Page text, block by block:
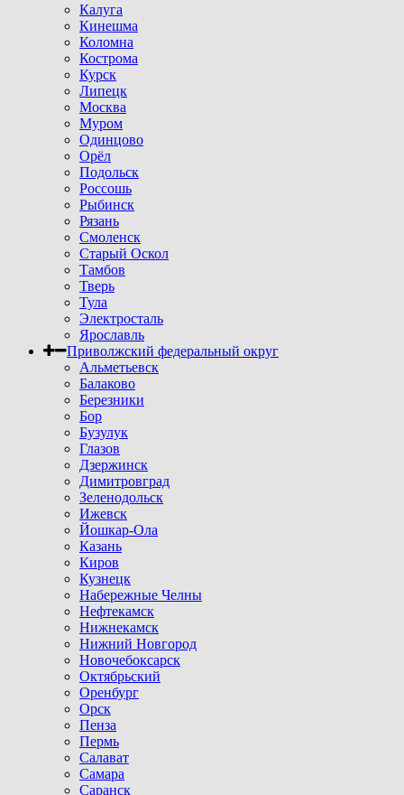
Калуга
Кинешма
Коломна
Кострома
Курск
Липецк
Москва
Муром
Одинцово
Орёл
Подольск
Россошь
Рыбинск
Рязань
Смоленск
Старый Оскол
Тамбов
Тверь
Тула
Электросталь
Ярославль
Приволжский федеральный округ
Альметьевск
Балаково
Березники
Бор
Бузулук
Глазов
Дзержинск
Димитровград
Зеленодольск
Ижевск
Йошкар-Ола
Казань
Киров
Кузнецк
Набережные Челны
Нефтекамск
Нижнекамск
Нижний Новгород
Новочебоксарск
Октябрьский
Оренбург
Орск
Пенза
Пермь
Салават
Самара
Саранск